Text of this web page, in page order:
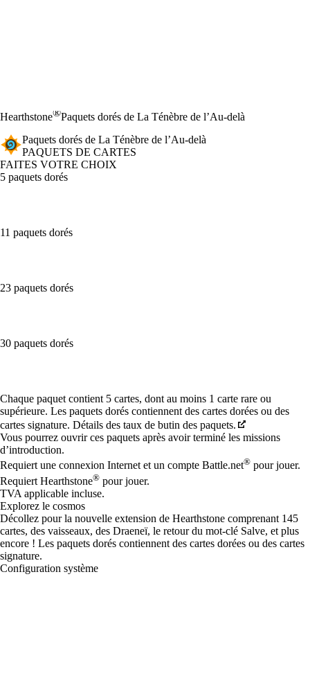
Hearthstone®Paquets dorés de La Ténèbre de l’Au-delà
Paquets dorés de La Ténèbre de l’Au-delà
PAQUETS DE CARTES
FAITES VOTRE CHOIX
5 paquets dorés
11 paquets dorés
23 paquets dorés
30 paquets dorés
Available actions
Chaque paquet contient 5 cartes, dont au moins 1 carte rare ou
supérieure. Les paquets dorés contiennent des cartes dorées ou des
cartes signature. Détails des taux de butin des paquets.
Vous pourrez ouvrir ces paquets après avoir terminé les missions
d’introduction.
Requiert une connexion Internet et un compte Battle.net® pour jouer.
Requiert Hearthstone® pour jouer.
TVA applicable incluse.
Explorez le cosmos
Décollez pour la nouvelle extension de Hearthstone comprenant 145
cartes, des vaisseaux, des Draeneï, le retour du mot-clé Salve, et plus
encore ! Les paquets dorés contiennent des cartes dorées ou des cartes
signature.
Configuration système